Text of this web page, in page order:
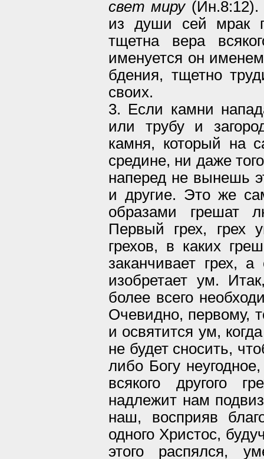
свет миру(Ин.8:12).
из души сей мрак
тщетна вера
именуется он
бдения, тщетно
своих.
3. Если камни
или трубу и
камня, который на
средине, ни даже
наперед не вынешь
и другие. Это же
образами грешат
Первый грех, грех
грехов, в каких
заканчивает грех,
изобретает ум.
более всего
Очевидно, первому,
и освятится ум,
не будет сносить,
либо Богу
всякого другого
надлежит нам
наш, восприяв
одного Христос,
этого распялся,